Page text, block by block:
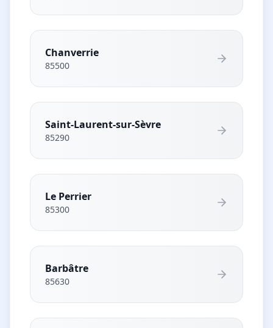
Chanverrie
85500
Saint-Laurent-sur-Sèvre
85290
Le Perrier
85300
Barbâtre
85630